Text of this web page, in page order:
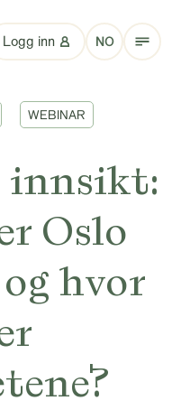
Logg inn NO
WEBINAR
innsikt:
Oslo
hvor